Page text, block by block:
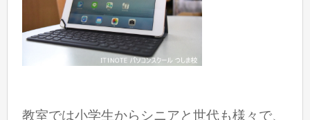
教室では小学生からシニアと世代も様々で、